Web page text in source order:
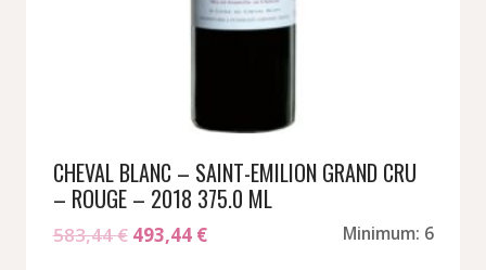
CHEVAL BLANC – SAINT-EMILION GRAND CRU
– ROUGE – 2018 375.0 ML
583,44€ Le
493,44 €Le
Minimum: 6